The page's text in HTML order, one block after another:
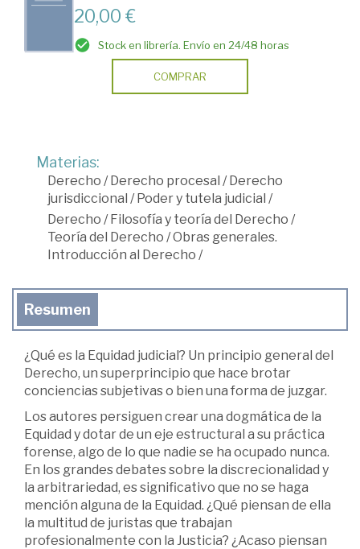
20,00 €
Stock en librería. Envío en 24/48 horas
COMPRAR
Materias:
Derecho /Derecho procesal /Derecho
jurisdiccional /Poder y tutela judicial /
Derecho /Filosofía y teoría del Derecho /
Teoría del Derecho /Obras generales.
Introducción al Derecho /
Resumen
¿Qué es la Equidad judicial? Un principio general del
Derecho, un superprincipio que hace brotar
conciencias subjetivas o bien una forma de juzgar.
Los autores persiguen crear una dogmática de la
Equidad y dotar de un eje estructural a su práctica
forense, algo de lo que nadie se ha ocupado nunca.
En los grandes debates sobre la discrecionalidad y
la arbitrariedad, es significativo que no se haga
mención alguna de la Equidad. ¿Qué piensan de ella
la multitud de juristas que trabajan
profesionalmente con la Justicia? ¿Acaso piensan